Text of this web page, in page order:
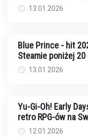
13.01.2026
Blue Prince - hit
Steamie poniżej
13.01.2026
Yu-Gi-Oh! Early
retro RPG-ów na
12.01.2026